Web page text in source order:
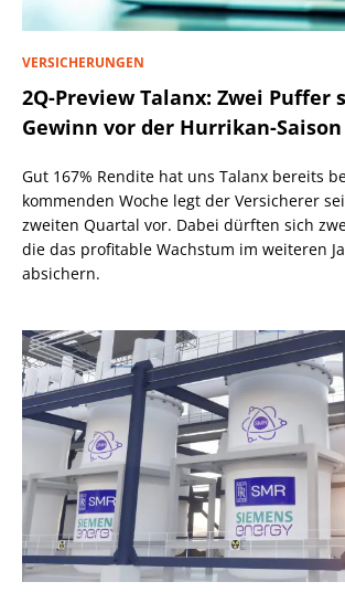
VERSICHERUNGEN
2Q-Preview Talanx: Zwei Puffer
Gewinn vor der Hurrikan-Saison
Gut 167% Rendite hat uns Talanx bereits
kommenden Woche legt der Versicherer
zweiten Quartal vor. Dabei dürften sich
die das profitable Wachstum im weiteren
absichern.